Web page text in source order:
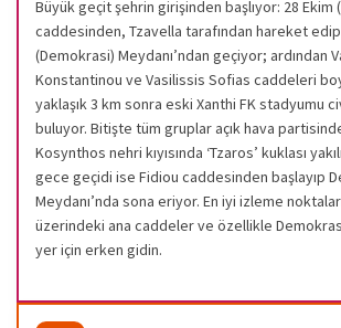
Büyük geçit şehrin girişinden başlıyor: 28 Ekim
caddesinden, Tzavella tarafından hareket
(Demokrasi) Meydanı’ndan geçiyor; ardından
Konstantinou ve Vasilissis Sofias caddeleri
yaklaşık 3 km sonra eski Xanthi FK stadyumu
buluyor. Bitişte tüm gruplar açık hava
Kosynthos nehri kıyısında ‘Tzaros’ kuklası
gece geçidi ise Fidiou caddesinden başlayıp
Meydanı’nda sona eriyor. En iyi izleme
üzerindeki ana caddeler ve özellikle
yer için erken gidin.